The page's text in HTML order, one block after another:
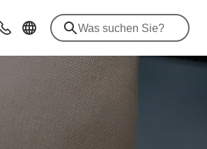
Beratung & Kontakt